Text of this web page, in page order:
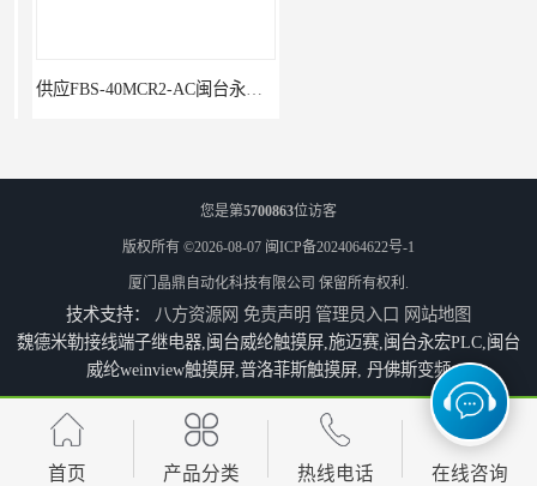
供应FBS-40MCR2-AC闽台永宏FATEKPLC
福建代理闽台威纶触摸屏MT8102IP
您是第5700863位访客
版权所有 ©2026-08-07 闽ICP备2024064622号-1
厦门晶鼎自动化科技有限公司 保留所有权利.
技术支持： 八方资源网 免责声明 管理员入口 网站地图
魏德米勒接线端子继电器,闽台威纶触摸屏,施迈赛,闽台永宏PLC,闽台
威纶weinview触摸屏,普洛菲斯触摸屏, 丹佛斯变频
首页 产品分类 热线电话 在线咨询